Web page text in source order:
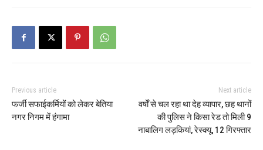
Previous article
फर्जी सफाईकर्मियों को लेकर बेतिया
नगर निगम में हंगामा
Next article
वर्षों से चल रहा था देह व्यापार, छह थानों
की पुलिस ने किसा रेड तो मिली 9
नाबालिग लड़कियां, रेस्क्यू, 12 गिरफ्तार